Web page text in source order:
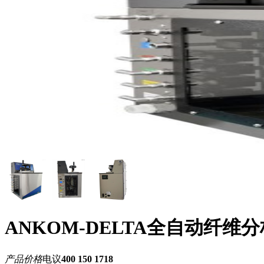
ANKOM-DELTA全自动纤维分
产品价格电议400 150 1718